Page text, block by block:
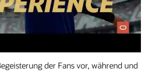
der Fans vor, während und